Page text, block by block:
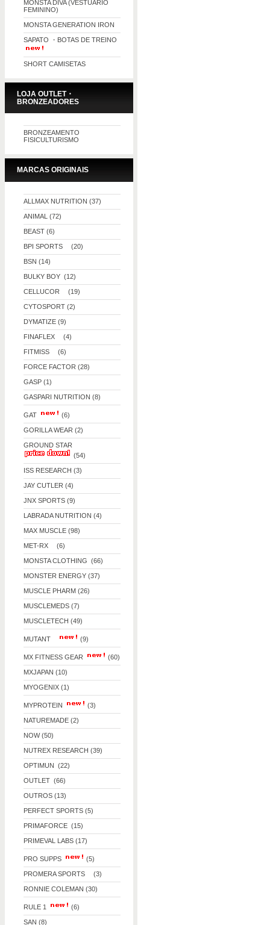
MONSTA DIVA (VESTUÁRIO
FEMININO)
MONSTA GENERATION IRON
SAPATO ・BOTAS DE TREINO
SHORT CAMISETAS
LOJA OUTLET・
BRONZEADORES
BRONZEAMENTO
FISICULTURISMO
MARCAS ORIGINAIS
ALLMAX NUTRITION (37)
ANIMAL (72)
BEAST (6)
BPI SPORTS (20)
BSN (14)
BULKY BOY (12)
CELLUCOR (19)
CYTOSPORT (2)
DYMATIZE (9)
FINAFLEX (4)
FITMISS (6)
FORCE FACTOR (28)
GASP (1)
GASPARI NUTRITION (8)
GAT (6)
GORILLA WEAR (2)
GROUND STAR
(54)
ISS RESEARCH (3)
JAY CUTLER (4)
JNX SPORTS (9)
LABRADA NUTRITION (4)
MAX MUSCLE (98)
MET-RX (6)
MONSTA CLOTHING (66)
MONSTER ENERGY (37)
MUSCLE PHARM (26)
MUSCLEMEDS (7)
MUSCLETECH (49)
MUTANT (9)
MX FITNESS GEAR (60)
MXJAPAN (10)
MYOGENIX (1)
MYPROTEIN (3)
NATUREMADE (2)
NOW (50)
NUTREX RESEARCH (39)
OPTIMUN (22)
OUTLET (66)
OUTROS (13)
PERFECT SPORTS (5)
PRIMAFORCE (15)
PRIMEVAL LABS (17)
PRO SUPPS (5)
PROMERA SPORTS (3)
RONNIE COLEMAN (30)
RULE 1 (6)
SAN (8)